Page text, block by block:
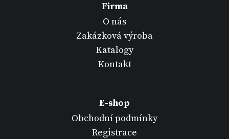
Firma
O nás
Zakázková výroba
Katalogy
Kontakt
E-shop
Obchodní podmínky
Registrace